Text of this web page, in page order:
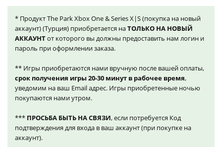
* Продукт The Park Xbox One & Series X|S (покупка на новый
аккаунт) (Турция) приобретается наТОЛЬКО НА НОВЫЙ
АККАУНТот которого вы должны предоставить нам логин и
пароль при оформлении заказа.
** Игры приобретаются нами вручную после вашей оплаты,
срок получения игры 20-30 минут в рабочее время,
уведомим на ваш Email адрес. Игры приобретенные ночью
покупаются нами утром.
*** ПРОСЬБА БЫТЬ НА СВЯЗИ, если потребуется Код
подтверждения для входа в ваш аккаунт (при покупке на
аккаунт).